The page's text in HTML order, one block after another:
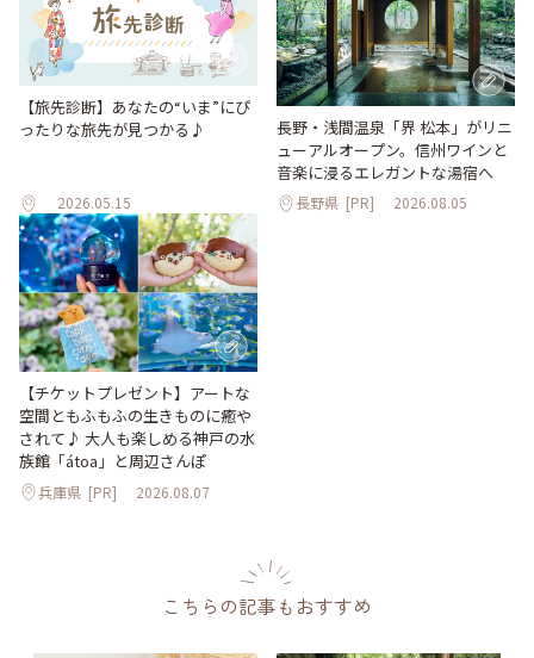
【旅先診断】あなたの“いま”にぴ
ったりな旅先が見つかる♪
2026.05.15
長野・浅間温泉「界 松本」がリニ
ューアルオープン。信州ワインと
音楽に浸るエレガントな湯宿へ
長野県 [PR] 2026.08.05
【チケットプレゼント】アートな
空間ともふもふの生きものに癒や
されて♪ 大人も楽しめる神戸の水
族館「átoa」と周辺さんぽ
兵庫県 [PR] 2026.08.07
こちらの記事もおすすめ